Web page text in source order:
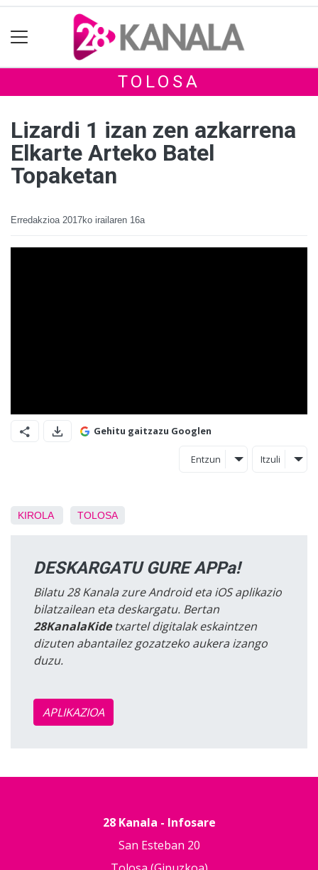
TOLOSA
Lizardi 1 izan zen azkarrena
Elkarte Arteko Batel
Topaketan
Erredakzioa 2017ko irailaren 16a
Gehitu gaitzazu Googlen
Entzun Itzuli
KIROLA TOLOSA
DESKARGATU GURE APPa!
Bilatu 28 Kanala zure Android eta iOS aplikazio
bilatzailean eta deskargatu. Bertan
28KanalaKidetxartel digitalak eskaintzen
dizuten abantailez gozatzeko aukera izango
duzu.
APLIKAZIOA
28 Kanala - Infosare
San Esteban 20